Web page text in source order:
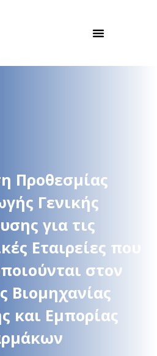
Προθεσμίας
Γενικής
για τις
Εταιρείες που
στον
Βιομηχανίας
και Εμπορίας